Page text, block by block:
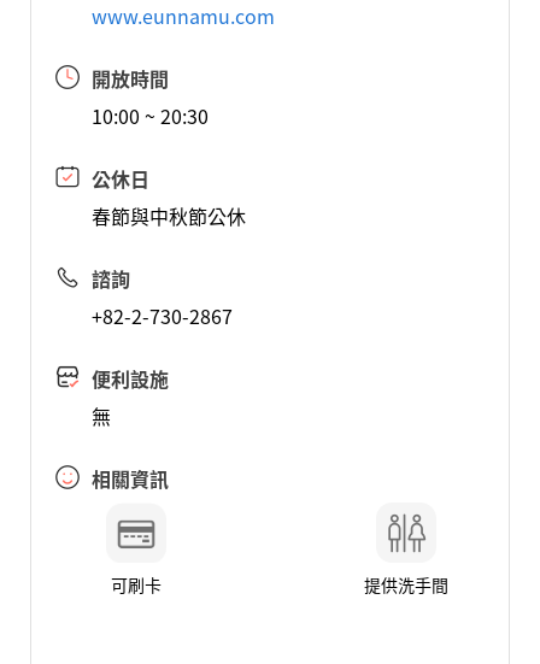
www.eunnamu.com
開放時間
10:00 ~ 20:30
公休日
春節與中秋節公休
諮詢
+82-2-730-2867
便利設施
無
相關資訊
可刷卡 提供洗手間